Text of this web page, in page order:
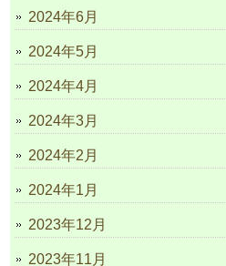
2024年6月
2024年5月
2024年4月
2024年3月
2024年2月
2024年1月
2023年12月
2023年11月